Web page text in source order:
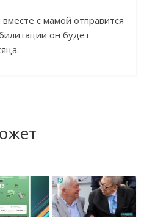
с мамой отправится
он будет